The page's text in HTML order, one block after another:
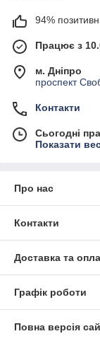
94%
Працює з
м. Дніпро
проспект
Контакти
Сьогодні
Показати
Про нас
Контакти
Доставка та
Графік роботи
Повна версія